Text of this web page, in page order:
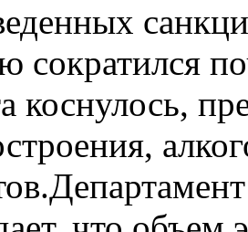
сократился
коснулось,